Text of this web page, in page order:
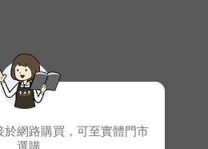
於網路購買，可至實體門市
選購